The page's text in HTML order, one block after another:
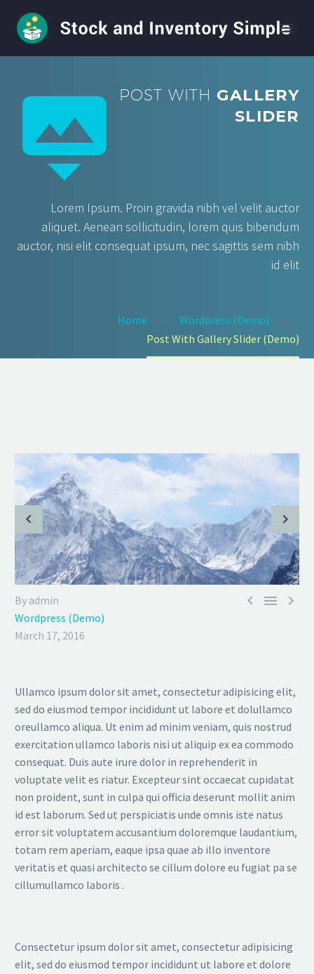

 POST WITH GALLERY
SLIDER
Lorem Ipsum. Proin gravida nibh vel velit auctor
aliquet. Aenean sollicitudin, lorem quis bibendum
auctor, nisi elit consequat ipsum, nec sagittis sem nibh
id elit
Home
Wordpress (Demo)
Post With Gallery Slider (Demo)
  
By admin
Wordpress (Demo)
March 17, 2016
Ullamco ipsum dolor sit amet, consectetur adipisicing elit,
sed do eiusmod tempor incididunt ut labore et dolullamco
oreullamco aliqua. Ut enim ad minim veniam, quis nostrud
exercitation ullamco laboris nisi ut aliquip ex ea commodo
consequat. Duis aute irure dolor in reprehenderit in
voluptate velit es riatur. Excepteur sint occaecat cupidatat
non proident, sunt in culpa qui officia deserunt mollit anim
id est laborum. Sed ut perspiciatis unde omnis iste natus
error sit voluptatem accusantium doloremque laudantium,
totam rem aperiam, eaque ipsa quae ab illo inventore
veritatis et quasi architecto se cillum dolore eu fugiat pa se
cillumullamco laboris .
Consectetur ipsum dolor sit amet, consectetur adipisicing
elit, sed do eiusmod tempor incididunt ut labore et dolore